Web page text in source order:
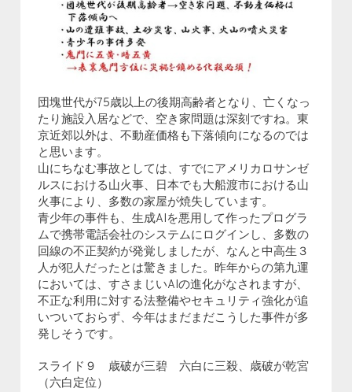
団塊世代が75歳以上の後期高齢者となり、亡くなっ
たり施設入居などで、空き家問題は深刻ですね。東
京近郊以外は、不動産価格も下落傾向になるのでは
と思います。
山にちなむ事故としては、すでにアメリカロサンゼ
ルスにおける山火事、日本でも大船渡市における山
火事により、多数の家屋が焼失しています。
青少年の事件も、生成AIを悪用して作ったプログラ
ムで携帯電話会社のシステムにログインし、多数の
回線の不正契約が発覚しましたが、なんと中高生３
人が犯人だったとは驚きました。昨年からの第九運
においては、すさまじいAIの進化がなされますが、
不正な利用に対する法整備やセキュリティ強化が追
いついておらず、今年はまだまだこうした事件が多
発しそうです。
スライド９ 歳破が三碧 六白に三殺、歳破が乾宮
（六白定位）